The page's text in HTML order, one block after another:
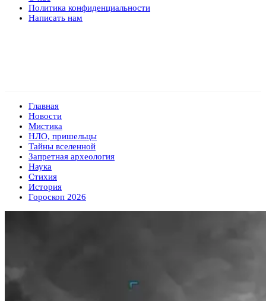
Политика конфиденциальности
Написать нам
Главная
Новости
Мистика
НЛО, пришельцы
Тайны вселенной
Запретная археология
Наука
Стихия
История
Гороскоп 2026